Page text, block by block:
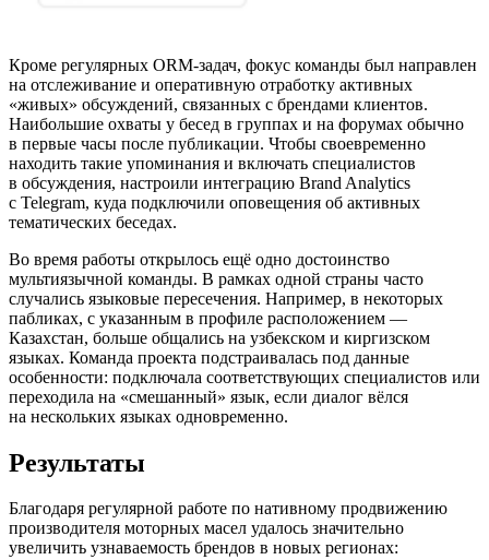
Кроме регулярных ORM-задач, фокус команды был направлен
на отслеживание и оперативную отработку активных
«живых» обсуждений, связанных с брендами клиентов.
Наибольшие охваты у бесед в группах и на форумах обычно
в первые часы после публикации. Чтобы своевременно
находить такие упоминания и включать специалистов
в обсуждения, настроили интеграцию Brand Analytics
с Telegram, куда подключили оповещения об активных
тематических беседах.
Во время работы открылось ещё одно достоинство
мультиязычной команды. В рамках одной страны часто
случались языковые пересечения. Например, в некоторых
пабликах, с указанным в профиле расположением —
Казахстан, больше общались на узбекском и киргизском
языках. Команда проекта подстраивалась под данные
особенности: подключала соответствующих специалистов или
переходила на «смешанный» язык, если диалог вёлся
на нескольких языках одновременно.
Результаты
Благодаря регулярной работе по нативному продвижению
производителя моторных масел удалось значительно
увеличить узнаваемость брендов в новых регионах: